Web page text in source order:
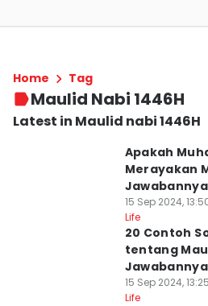
Home Tag
Maulid Nabi 1446H
Latest in Maulid nabi 1446H
Apakah
Merayakan
15 Sep 2024,
Life
20 Contoh
tentang
Jawabannya
15 Sep 2024,
Life